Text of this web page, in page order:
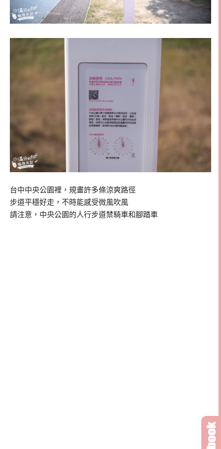
台中中央公園裡，規畫許多條涼爽路徑
步道平穩好走，不時能感受微風吹風
請注意，中央公園的人行步道禁騎車和腳踏車